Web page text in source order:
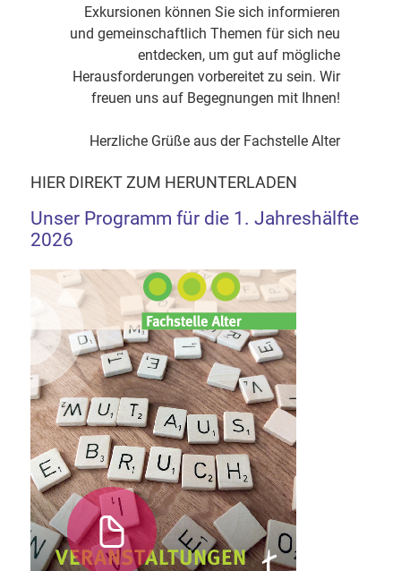
Exkursionen können Sie sich informieren
und gemeinschaftlich Themen für sich neu
entdecken, um gut auf mögliche
Herausforderungen vorbereitet zu sein. Wir
freuen uns auf Begegnungen mit Ihnen!
Herzliche Grüße aus der Fachstelle Alter
HIER DIREKT ZUM HERUNTERLADEN
Unser Programm für die 1. Jahreshälfte
2026